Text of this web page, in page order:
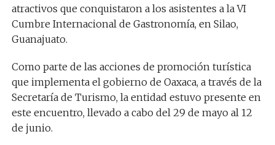
atractivos que conquistaron a los asistentes a la VI
Cumbre Internacional de Gastronomía, en Silao,
Guanajuato.
Como parte de las acciones de promoción turística
que implementa el gobierno de Oaxaca, a través de la
Secretaría de Turismo, la entidad estuvo presente en
este encuentro, llevado a cabo del 29 de mayo al 12
de junio.